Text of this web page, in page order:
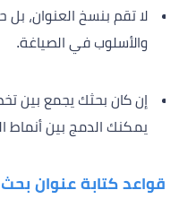
لا تقم بنسخ العنوان، بل
والأسلوب في الصياغة.
إن كان بحثك يجمع بين
يمكنك الدمج بين أنماط
قواعد كتابة عنوان